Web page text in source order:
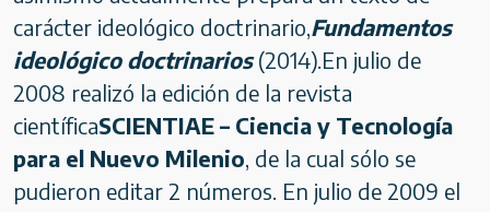
carácter ideológico doctrinario,Fundamentos
ideológico doctrinarios(2014).En julio de
2008 realizó la edición de la revista
científicaSCIENTIAE – Ciencia y Tecnología
para el Nuevo Milenio, de la cual sólo se
pudieron editar 2 números. En julio de 2009 el